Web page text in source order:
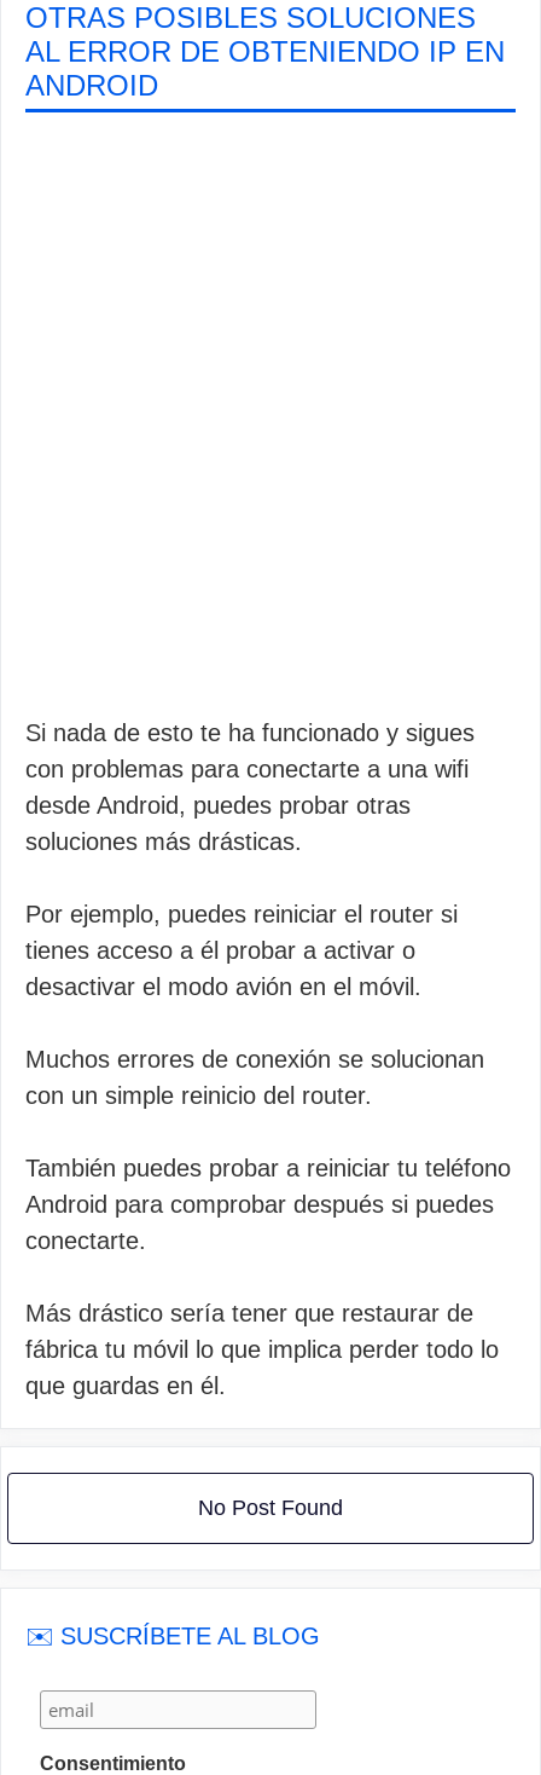
OTRAS POSIBLES SOLUCIONES
AL ERROR DE OBTENIENDO IP EN
ANDROID
Si nada de esto te ha funcionado y sigues
con problemas para conectarte a una wifi
desde Android, puedes probar otras
soluciones más drásticas.
Por ejemplo, puedes reiniciar el router si
tienes acceso a él probar a activar o
desactivar el modo avión en el móvil.
Muchos errores de conexión se solucionan
con un simple reinicio del router.
También puedes probar a reiniciar tu teléfono
Android para comprobar después si puedes
conectarte.
Más drástico sería tener que restaurar de
fábrica tu móvil lo que implica perder todo lo
que guardas en él.
No Post Found
✉️ SUSCRÍBETE AL BLOG
Consentimiento